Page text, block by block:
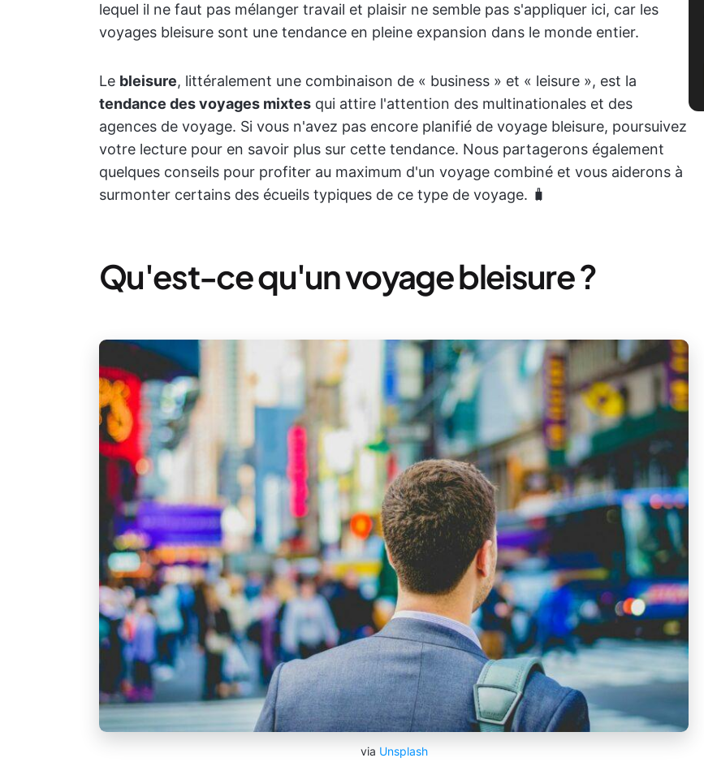
lequel il ne faut pas mélanger travail et plaisir ne semble pas s'appliquer ici, car les
voyages bleisure sont une tendance en pleine expansion dans le monde entier.
Le bleisure, littéralement une combinaison de « business » et « leisure », est la
tendance des voyages mixtes qui attire l'attention des multinationales et des
agences de voyage. Si vous n'avez pas encore planifié de voyage bleisure, poursuivez
votre lecture pour en savoir plus sur cette tendance. Nous partagerons également
quelques conseils pour profiter au maximum d'un voyage combiné et vous aiderons à
surmonter certains des écueils typiques de ce type de voyage. 🧳
Qu'est-ce qu'un voyage bleisure ?
via Unsplash